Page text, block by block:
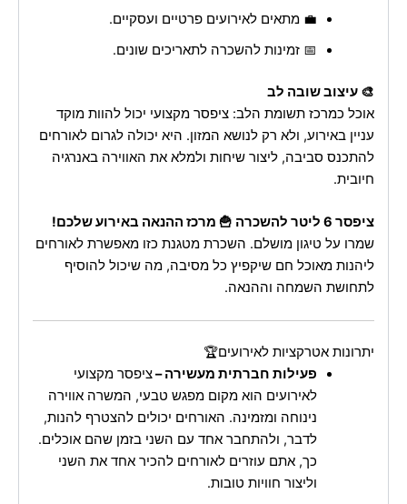
💼 מתאים לאירועים פרטיים ועסקיים.
📅 זמינות להשכרה לתאריכים שונים.
🎨 עיצוב שובה לב
אוכל כמרכז תשומת הלב: ציפסר מקצועי יכול להוות מוקד
עניין באירוע, ולא רק לנושא המזון. היא יכולה לגרום לאורחים
להתכנס סביבה, ליצור שיחות ולמלא את האווירה באנרגיה
חיובית.
ציפסר 6 ליטר להשכרה 🍟 מרכז ההנאה באירוע שלכם!
שמרו על טיגון מושלם. השכרת מטגנת כזו מאפשרת לאורחים
ליהנות מאוכל חם שיקפיץ כל מסיבה, מה שיכול להוסיף
לתחושת השמחה וההנאה.
יתרונות אטרקציות לאירועים🏆
פעילות חברתית מעשירה –ציפסר מקצועי
לאירועים הוא מקום מפגש טבעי, המשרה אווירה
נינוחה ומזמינה. האורחים יכולים להצטרף להנות,
לדבר, ולהתחבר אחד עם השני בזמן שהם אוכלים.
כך, אתם עוזרים לאורחים להכיר אחד את השני
וליצור חוויות טובות.